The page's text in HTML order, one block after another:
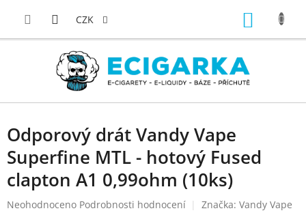
CZK
Odporový drát Vandy Vape
Superfine MTL - hotový Fused
clapton A1 0,99ohm (10ks)
Průměrné
Neohodnoceno Podrobnosti hodnocení Značka: Vandy Vape